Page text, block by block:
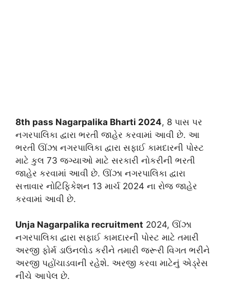
8th pass Nagarpalika Bharti 2024, 8 પાસ પર
નગરપાલિકા દ્વારા ભરતી જાહેર કરવામાં આવી છે. આ
ભરતી ઊંઝા નગરપાલિકા દ્વારા સફાઈ કામદારની પોસ્ટ
માટે કુલ 73 જગ્યાઓ માટે સરકારી નોકરીની ભરતી
જાહેર કરવામાં આવી છે. ઊંઝા નગરપાલિકા દ્વારા
સત્તાવાર નોટિફિકેશન 13 માર્ચ 2024 ના રોજ જાહેર
કરવામાં આવી છે.
Unja Nagarpalika recruitment 2024, ઊંઝા
નગરપાલિકા દ્વારા સફાઈ કામદારની પોસ્ટ માટે તમારી
અરજી ફોર્મ ડાઉનલોડ કરીને તમારી જરૂરી વિગત ભરીને
અરજી પહોંચાડવાની રહેશે. અરજી કરવા માટેનું એડ્રેસ
નીચે આપેલ છે.